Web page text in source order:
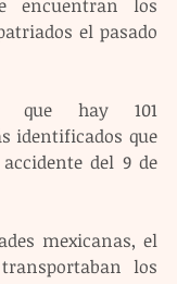
encuentran los
el pasado
que hay 101
identificados que
del 9 de
mexicanas, el
los